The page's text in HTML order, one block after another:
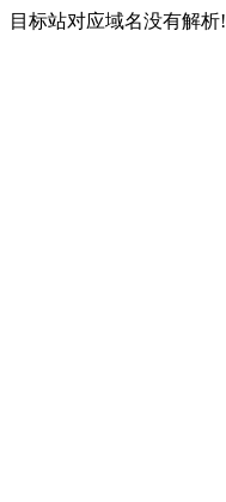
目标站对应域名没有解析!